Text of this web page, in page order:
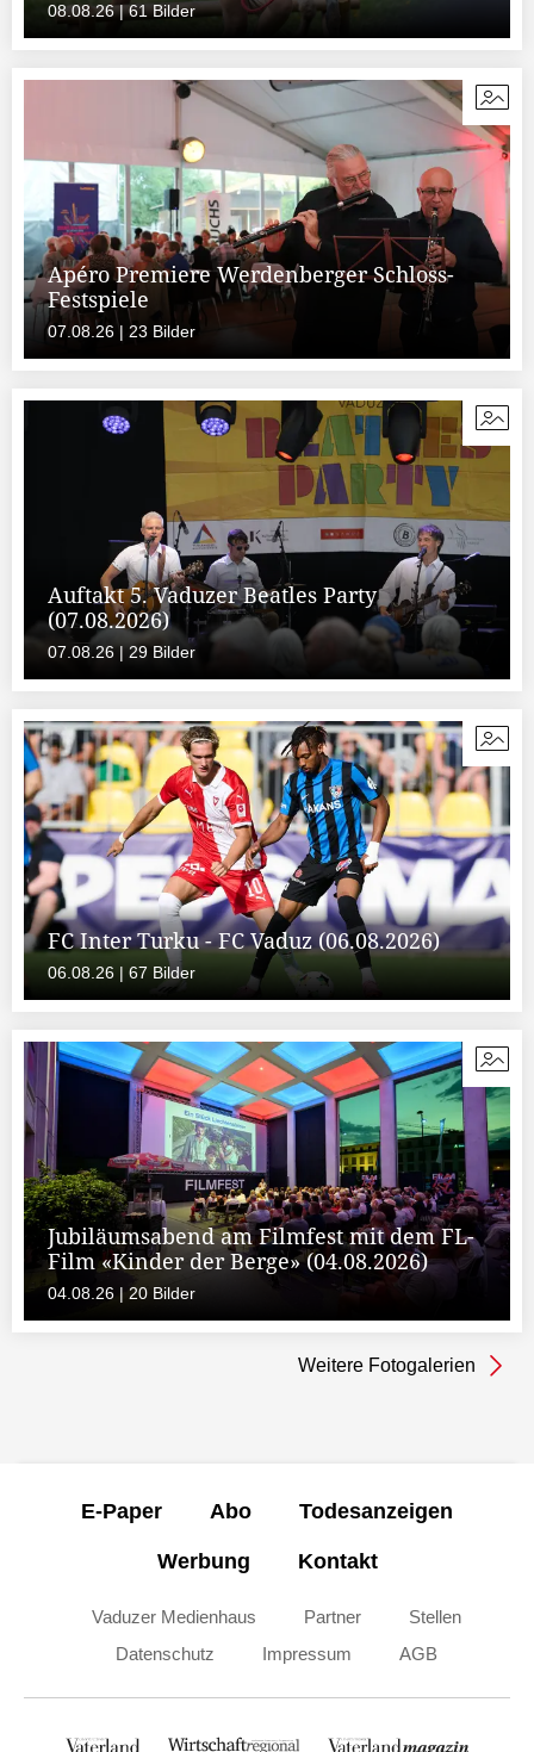
08.08.26 | 61 Bilder
Apéro Premiere Werdenberger Schloss-
Festspiele
07.08.26 | 23 Bilder
Auftakt 5. Vaduzer Beatles Party
(07.08.2026)
07.08.26 | 29 Bilder
FC Inter Turku - FC Vaduz (06.08.2026)
06.08.26 | 67 Bilder
Jubiläumsabend am Filmfest mit dem FL-
Film «Kinder der Berge» (04.08.2026)
04.08.26 | 20 Bilder
Weitere Fotogalerien
E-Paper Abo Todesanzeigen
Werbung Kontakt
Vaduzer Medienhaus Partner
Stellen
Datenschutz
Impressum AGB